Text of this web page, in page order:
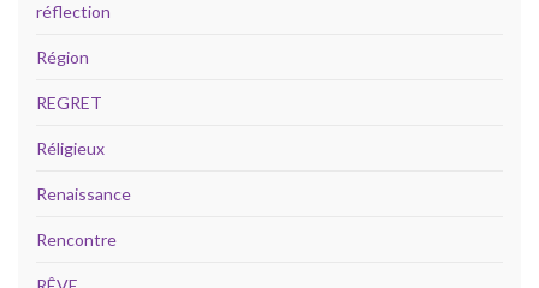
réflection
Région
REGRET
Réligieux
Renaissance
Rencontre